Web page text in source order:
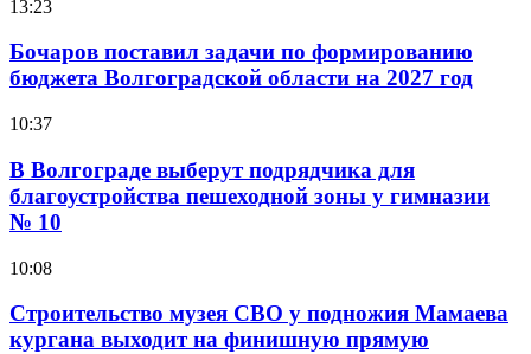
13:23
Бочаров поставил задачи по формированию
бюджета Волгоградской области на 2027 год
10:37
В Волгограде выберут подрядчика для
благоустройства пешеходной зоны у гимназии
№ 10
10:08
Строительство музея СВО у подножия Мамаева
кургана выходит на финишную прямую